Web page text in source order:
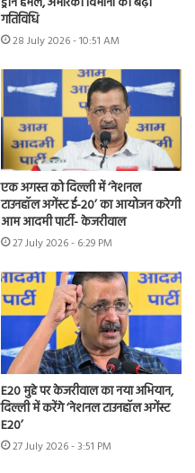
गतिविधि
28 July 2026 - 10:51 AM
एक अगस्त को दिल्ली में ‘नेशनल
टाउनहॉल अगेंस्ट ई-20’ का आयोजन करेगी
आम आदमी पार्टी- केजरीवाल
27 July 2026 - 6:29 PM
E20 मुद्दे पर केजरीवाल का नया अभियान,
दिल्ली में करेंगे ‘नेशनल टाउनहॉल अगेंस्ट
E20’
27 July 2026 - 3:51 PM